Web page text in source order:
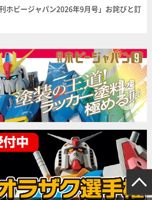
刊ホビージャパン2026年9月号」お詫びと訂